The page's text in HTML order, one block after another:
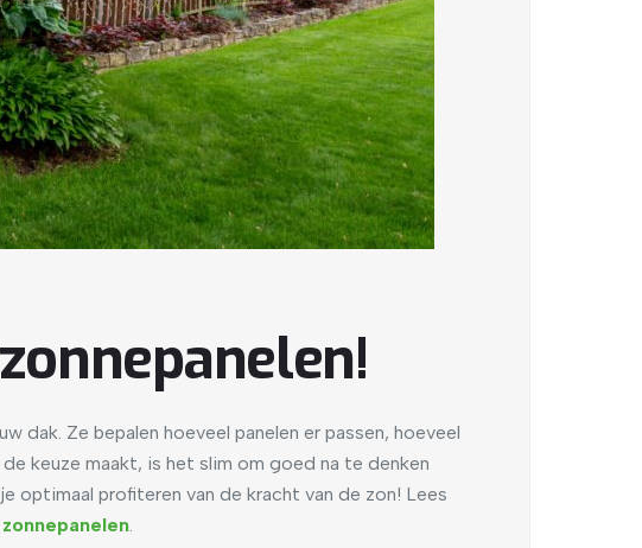
dak. Ze bepalen hoeveel panelen er passen, hoeveel
keuze maakt, is het slim om goed na te denken
optimaal profiteren van de kracht van de zon! Lees